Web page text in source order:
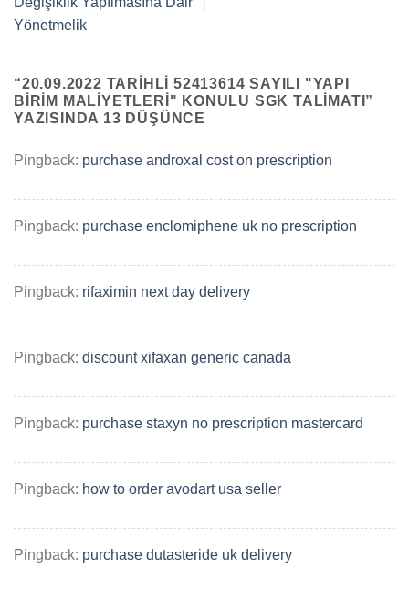
Yönetmelik
“20.09.2022 TARIHLI 52413614 SAYILI "YAPI
BIRIM MALIYETLERI" KONULU SGK TALIMATI ”
YAZISINDA 13 DÜŞÜNCE
Pingback: purchase androxal cost on prescription
Pingback: purchase enclomiphene uk no prescription
Pingback: rifaximin next day delivery
Pingback: discount xifaxan generic canada
Pingback: purchase staxyn no prescription mastercard
Pingback: how to order avodart usa seller
Pingback: purchase dutasteride uk delivery